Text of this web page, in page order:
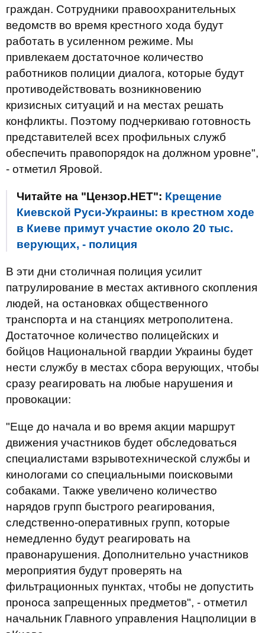
граждан. Сотрудники правоохранительных
ведомств во время крестного хода будут
работать в усиленном режиме. Мы
привлекаем достаточное количество
работников полиции диалога, которые будут
противодействовать возникновению
кризисных ситуаций и на местах решать
конфликты. Поэтому подчеркиваю готовность
представителей всех профильных служб
обеспечить правопорядок на должном уровне",
- отметил Яровой.
Читайте на "Цензор.НЕТ": Крещение
Киевской Руси-Украины: в крестном ходе
в Киеве примут участие около 20 тыс.
верующих, - полиция
В эти дни столичная полиция усилит
патрулирование в местах активного скопления
людей, на остановках общественного
транспорта и на станциях метрополитена.
Достаточное количество полицейских и
бойцов Национальной гвардии Украины будет
нести службу в местах сбора верующих, чтобы
сразу реагировать на любые нарушения и
провокации:
"Еще до начала и во время акции маршрут
движения участников будет обследоваться
специалистами взрывотехнической службы и
кинологами со специальными поисковыми
собаками. Также увеличено количество
нарядов групп быстрого реагирования,
следственно-оперативных групп, которые
немедленно будут реагировать на
правонарушения. Дополнительно участников
мероприятия будут проверять на
фильтрационных пунктах, чтобы не допустить
проноса запрещенных предметов", - отметил
начальник Главного управления Нацполиции в